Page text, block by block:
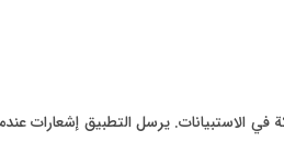
الاستبيانات. يرسل التطبيق إشعارات